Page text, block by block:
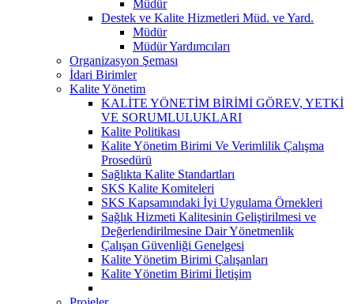
Müdür
Destek ve Kalite Hizmetleri Müd. ve Yard.
Müdür
Müdür Yardımcıları
Organizasyon Şeması
İdari Birimler
Kalite Yönetim
KALİTE YÖNETİM BİRİMİ GÖREV, YETKİ
VE SORUMLULUKLARI
Kalite Politikası
Kalite Yönetim Birimi Ve Verimlilik Çalışma
Prosedürü
Sağlıkta Kalite Standartları
SKS Kalite Komiteleri
SKS Kapsamındaki İyi Uygulama Örnekleri
Sağlık Hizmeti Kalitesinin Geliştirilmesi ve
Değerlendirilmesine Dair Yönetmenlik
Çalışan Güvenliği Genelgesi
Kalite Yönetim Birimi Çalışanları
Kalite Yönetim Birimi İletişim